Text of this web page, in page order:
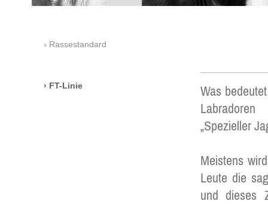
Was
Labradoren
„Spezieller
Meistens
Leute die
und dieses
Rassestandard
FT-Linie